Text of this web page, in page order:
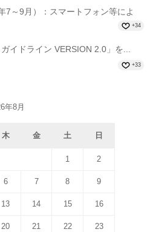
7～9月）：スマートフォン等によ
+34
ガイドライン VERSION 2.0」を...
+33
年8月
木 金 土 日
1 2
6 7 8 9
13 14 15 16
20 21 22 23